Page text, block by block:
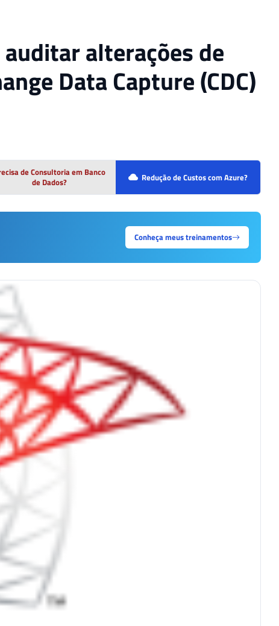
alterações de
Data Capture (CDC)
de Consultoria em Banco
de Dados?
Redução de Custos com Azure?
Conheça meus treinamentos